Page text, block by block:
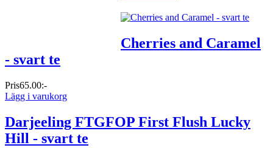
Cherries and Caramel
- svart te
Pris65.00:-
Lägg i varukorg
Darjeeling FTGFOP First Flush Lucky
Hill - svart te